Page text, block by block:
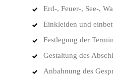
Erd-, Feuer-, See-,
Einkleiden und
Festlegung der
Gestaltung des
Anbahnung des